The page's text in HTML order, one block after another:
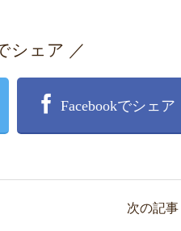
シェア ／
Facebookでシェア
次の記事